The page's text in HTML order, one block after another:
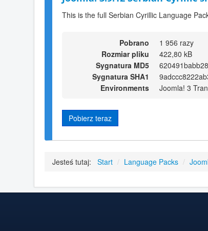
This is the full Serbian Cyrillic Language
Pobrano
1 956 razy
Rozmiar pliku
422,80 kB
Sygnatura MD5
Sygnatura SHA1
Environments
Joomla! 3
Pobierz teraz
Jesteś tutaj: Start / Language Packs /